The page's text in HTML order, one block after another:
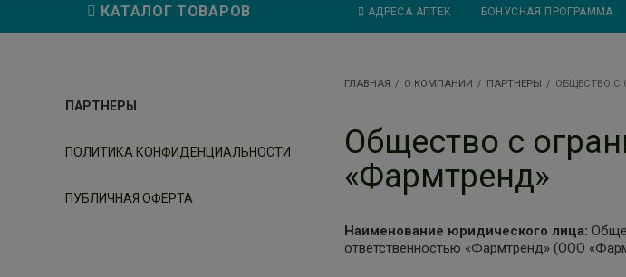
АДРЕСА АПТЕК БОНУСНАЯ ПРОГРАММА
КАТАЛОГ ТОВАРОВ
ПАРТНЕРЫ
ПОЛИТИКА КОНФИДЕНЦИАЛЬНОСТИ
ПУБЛИЧНАЯ ОФЕРТА
ГЛАВНАЯ О КОМПАНИИ ПАРТНЕРЫ ОБЩЕСТВО С
Общество с
«Фармтренд»
Наименование юридического лица:
ответственностью «Фармтренд» (ООО